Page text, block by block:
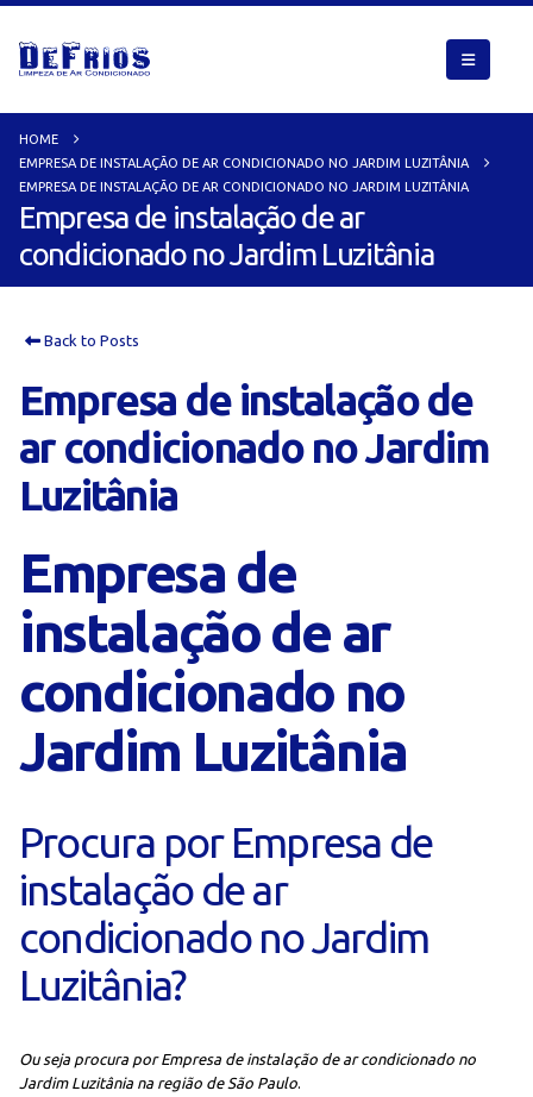
HOME
EMPRESA DE INSTALAÇÃO DE AR CONDICIONADO NO JARDIM LUZITÂNIA
EMPRESA DE INSTALAÇÃO DE AR CONDICIONADO NO JARDIM LUZITÂNIA
Empresa de instalação de ar
condicionado no Jardim Luzitânia
Back to Posts
Empresa de instalação de
ar condicionado no Jardim
Luzitânia
Empresa de
instalação de ar
condicionado no
Jardim Luzitânia
Procura por Empresa de
instalação de ar
condicionado no Jardim
Luzitânia?
Ou seja procura por Empresa de instalação de ar condicionado no
Jardim Luzitânia na região de São Paulo.